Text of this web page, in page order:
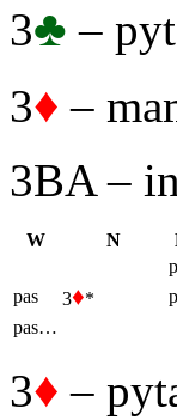
3♣ –
3♦ –
3BA –
W N
pas
3♦*
pas…
3♦ –